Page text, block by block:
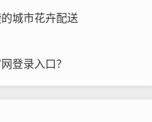
断提高，订花快鲜花配送
。，通过人工智能技术，
城市花卉配送
登录入口？